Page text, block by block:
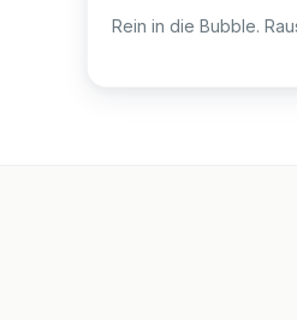
Rein in die Bubble.